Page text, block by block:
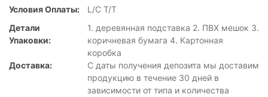
Условия Оплаты:
L/C T/T
Детали
Упаковки:
1. деревянная подставка 2. ПВХ мешок 3.
коричневая бумага 4. Картонная
коробка
Доставка:
С даты получения депозита мы доставим
продукцию в течение 30 дней в
зависимости от типа и количества